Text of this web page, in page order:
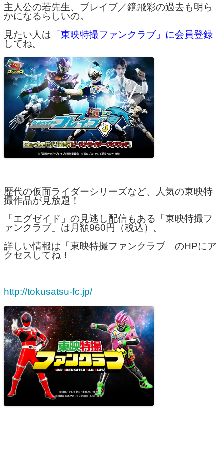
主人公の若先生、ブレイブ／鏡飛彩の過去も明ら
かになるらしいの。
見たい人は 「東映特撮ファンクラブ」に会員登録
してね。
歴代の仮面ライダーシリーズなど、人気の東映特
撮作品が見放題！
「エグゼイド」の見逃し配信もある「東映特撮フ
ァンクラブ」は月額960円（税込）。
詳しい情報は「東映特撮ファンクラブ」のHPにア
クセスしてね！
http://tokusatsu-fc.jp/